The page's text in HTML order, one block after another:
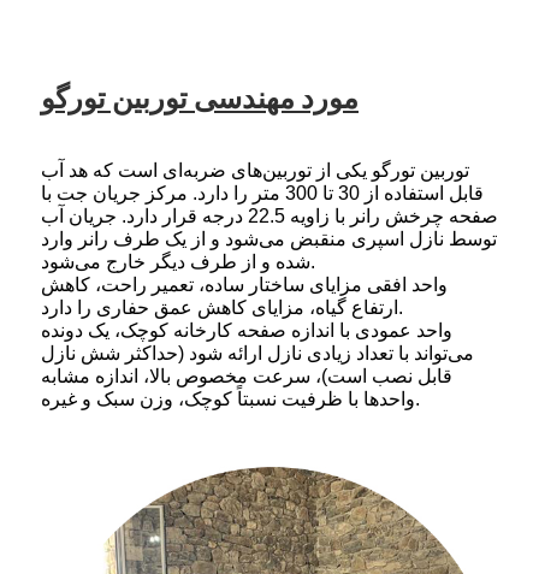
مورد مهندسی توربین تورگو
توربین تورگو یکی از توربین‌های ضربه‌ای است که هد آب
قابل استفاده از 30 تا 300 متر را دارد. مرکز جریان جت با
صفحه چرخش رانر با زاویه 22.5 درجه قرار دارد. جریان آب
توسط نازل اسپری منقبض می‌شود و از یک طرف رانر وارد
شده و از طرف دیگر خارج می‌شود.
واحد افقی مزایای ساختار ساده، تعمیر راحت، کاهش
ارتفاع گیاه، مزایای کاهش عمق حفاری را دارد.
واحد عمودی با اندازه صفحه کارخانه کوچک، یک دونده
می‌تواند با تعداد زیادی نازل ارائه شود (حداکثر شش نازل
قابل نصب است)، سرعت مخصوص بالا، اندازه مشابه
واحدها با ظرفیت نسبتاً کوچک، وزن سبک و غیره.